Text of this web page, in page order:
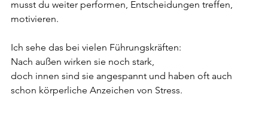
musst du weiter performen, Entscheidungen treffen,
motivieren.
Ich sehe das bei vielen Führungskräften:
Nach außen wirken sie noch stark,
doch innen sind sie angespannt und haben oft auch
schon körperliche Anzeichen von Stress.